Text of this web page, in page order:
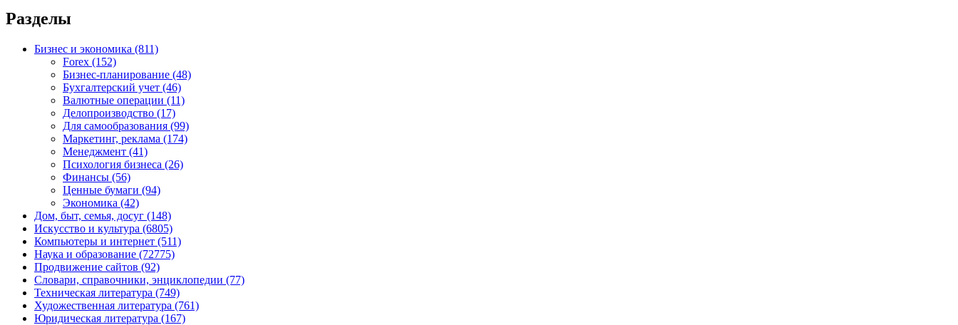
Разделы
Бизнес и экономика (811)
Forex (152)
Бизнес-планирование (48)
Бухгалтерский учет (46)
Валютные операции (11)
Делопроизводство (17)
Для самообразования (99)
Маркетинг, реклама (174)
Менеджмент (41)
Психология бизнеса (26)
Финансы (56)
Ценные бумаги (94)
Экономика (42)
Дом, быт, семья, досуг (148)
Искусство и культура (6805)
Компьютеры и интернет (511)
Наука и образование (72775)
Продвижение сайтов (92)
Словари, справочники, энциклопедии (77)
Техническая литература (749)
Художественная литература (761)
Юридическая литература (167)